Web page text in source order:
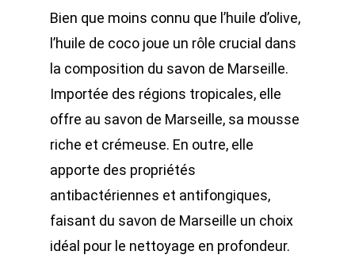
Bien que moins connu que l’huile d’olive,
l’huile de coco joue un rôle crucial dans
la composition du savon de Marseille.
Importée des régions tropicales, elle
offre au savon de Marseille, sa mousse
riche et crémeuse. En outre, elle
apporte des propriétés
antibactériennes et antifongiques,
faisant du savon de Marseille un choix
idéal pour le nettoyage en profondeur.